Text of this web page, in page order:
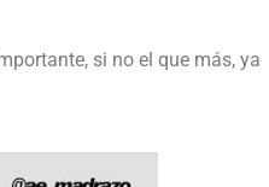
si no el que más, ya